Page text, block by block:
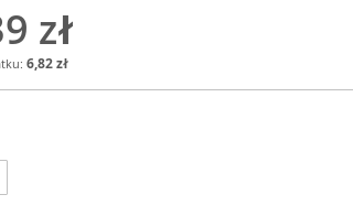
zł
6,82 zł